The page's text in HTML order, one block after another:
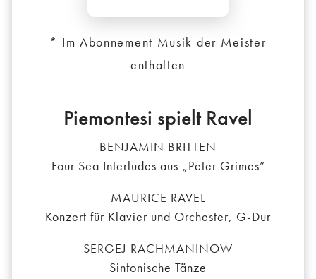
* Im Abonnement Musik der Meister
enthalten
Piemontesi spielt Ravel
BENJAMIN BRITTEN
Four Sea Interludes aus „Peter Grimes”
MAURICE RAVEL
Konzert für Klavier und Orchester, G-Dur
SERGEJ RACHMANINOW
Sinfonische Tänze